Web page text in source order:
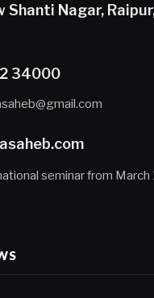
Shanti Nagar,
34000